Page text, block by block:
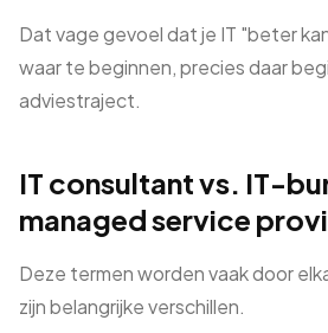
Dat vage gevoel dat je IT "beter
waar te beginnen, precies daar
adviestraject.
IT consultant vs. IT-
managed service
Deze termen worden vaak door
zijn belangrijke verschillen.